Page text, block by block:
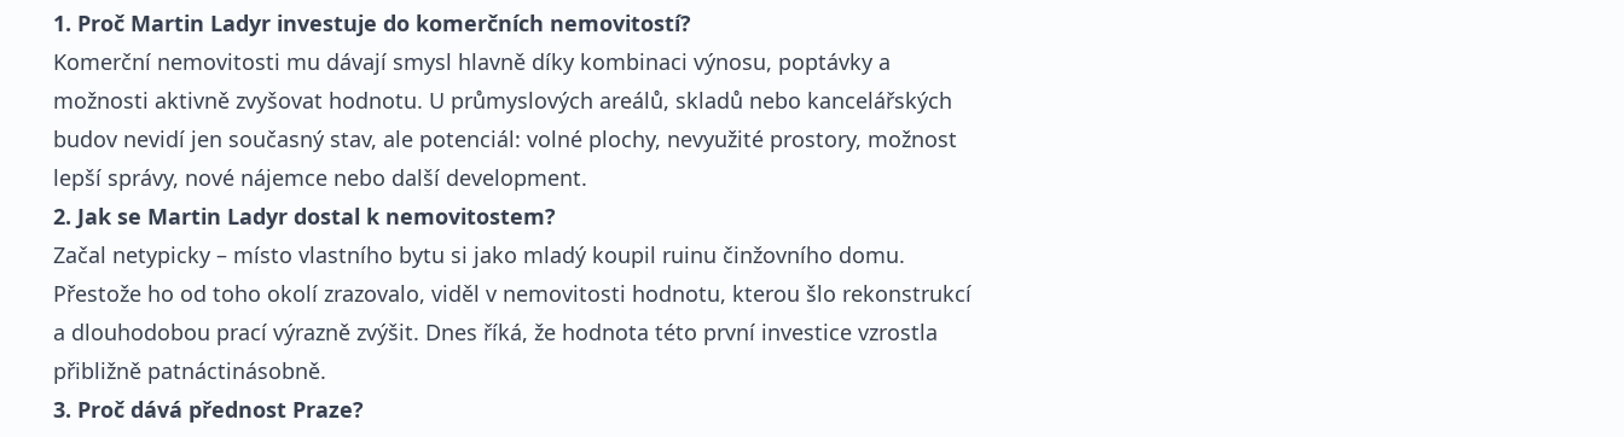
1. Proč Martin Ladyr investuje do komerčních nemovitostí?
Komerční nemovitosti mu dávají smysl hlavně díky kombinaci výnosu, poptávky a
možnosti aktivně zvyšovat hodnotu. U průmyslových areálů, skladů nebo kancelářských
budov nevidí jen současný stav, ale potenciál: volné plochy, nevyužité prostory, možnost
lepší správy, nové nájemce nebo další development.
2. Jak se Martin Ladyr dostal k nemovitostem?
Začal netypicky – místo vlastního bytu si jako mladý koupil ruinu činžovního domu.
Přestože ho od toho okolí zrazovalo, viděl v nemovitosti hodnotu, kterou šlo rekonstrukcí
a dlouhodobou prací výrazně zvýšit. Dnes říká, že hodnota této první investice vzrostla
přibližně patnáctinásobně.
3. Proč dává přednost Praze?